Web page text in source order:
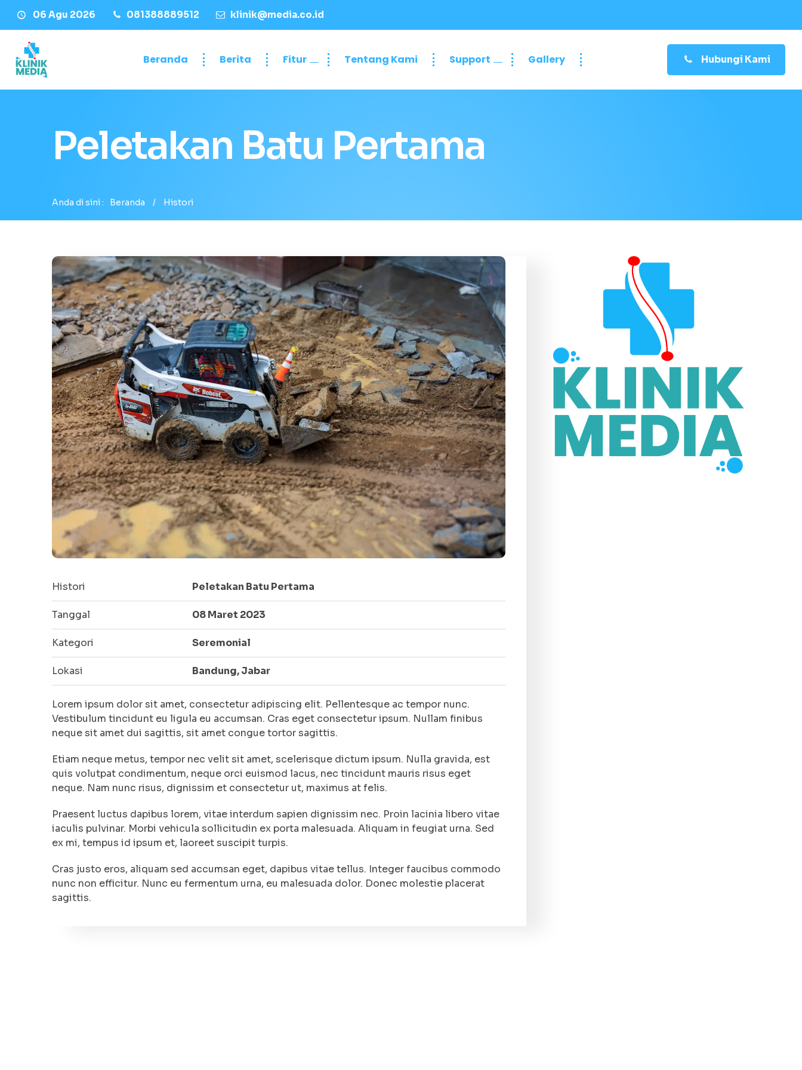
06 Agu 2026 081388889512 klinik@media.co.id
Beranda Berita Fitur Tentang Kami Support Gallery Hubungi Kami
Peletakan Batu Pertama
Anda di sini : Beranda / Histori
Histori Peletakan Batu Pertama
Tanggal 08 Maret 2023
Kategori Seremonial
Lokasi Bandung, Jabar
Lorem ipsum dolor sit amet, consectetur adipiscing elit. Pellentesque ac tempor nunc.
Vestibulum tincidunt eu ligula eu accumsan. Cras eget consectetur ipsum. Nullam finibus
neque sit amet dui sagittis, sit amet congue tortor sagittis.
Etiam neque metus, tempor nec velit sit amet, scelerisque dictum ipsum. Nulla gravida, est
quis volutpat condimentum, neque orci euismod lacus, nec tincidunt mauris risus eget
neque. Nam nunc risus, dignissim et consectetur ut, maximus at felis.
Praesent luctus dapibus lorem, vitae interdum sapien dignissim nec. Proin lacinia libero vitae
iaculis pulvinar. Morbi vehicula sollicitudin ex porta malesuada. Aliquam in feugiat urna. Sed
ex mi, tempus id ipsum et, laoreet suscipit turpis.
Cras justo eros, aliquam sed accumsan eget, dapibus vitae tellus. Integer faucibus commodo
nunc non efficitur. Nunc eu fermentum urna, eu malesuada dolor. Donec molestie placerat
sagittis.